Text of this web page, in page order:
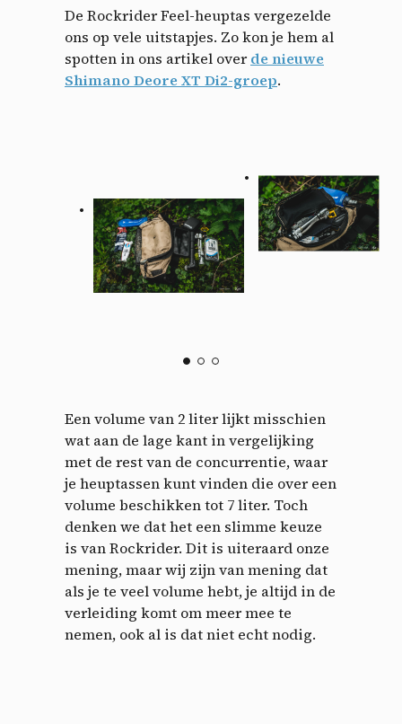
De Rockrider Feel-heuptas vergezelde
ons op vele uitstapjes. Zo kon je hem al
spotten in ons artikel over de nieuwe
Shimano Deore XT Di2-groep.
Een volume van 2 liter lijkt misschien
wat aan de lage kant in vergelijking
met de rest van de concurrentie, waar
je heuptassen kunt vinden die over een
volume beschikken tot 7 liter. Toch
denken we dat het een slimme keuze
is van Rockrider. Dit is uiteraard onze
mening, maar wij zijn van mening dat
als je te veel volume hebt, je altijd in de
verleiding komt om meer mee te
nemen, ook al is dat niet echt nodig.